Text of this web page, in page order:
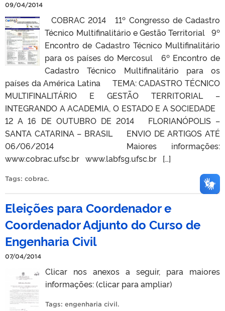
09/04/2014
COBRAC 2014 11º Congresso de Cadastro
Técnico Multifinalitário e Gestão Territorial 9º
Encontro de Cadastro Técnico Multifinalitário
para os países do Mercosul 6º Encontro de
Cadastro Técnico Multifinalitário para os
países da América Latina TEMA: CADASTRO TÉCNICO
MULTIFINALITÁRIO E GESTÃO TERRITORIAL –
INTEGRANDO A ACADEMIA, O ESTADO E A SOCIEDADE
12 A 16 DE OUTUBRO DE 2014 FLORIANÓPOLIS –
SANTA CATARINA – BRASIL ENVIO DE ARTIGOS ATÉ
06/06/2014 Maiores informações:
www.cobrac.ufsc.br www.labfsg.ufsc.br […]
Tags: cobrac.
Eleições para Coordenador e
Coordenador Adjunto do Curso de
Engenharia Civil
07/04/2014
Clicar nos anexos a seguir, para maiores
informações: (clicar para ampliar)
Tags: engenharia civil.